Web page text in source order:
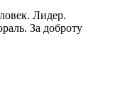
Лидер.
За доброту